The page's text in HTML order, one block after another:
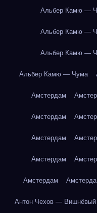
Альбер Камю —
Альбер Камю —
Альбер Камю —
Альбер Камю — Чума
Амстердам
Амстердам
Амстердам
Амстердам
Амстердам
Антон Чехов — Вишнёвый